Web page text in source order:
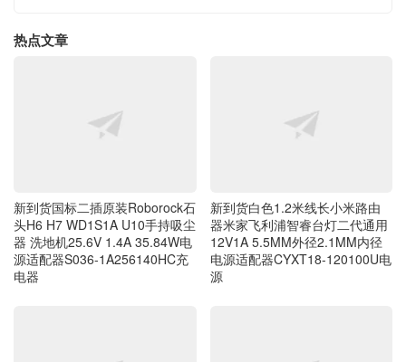
热点文章
新到货国标二插原装Roborock石
头H6 H7 WD1S1A U10手持吸尘
器 洗地机25.6V 1.4A 35.84W电
源适配器S036-1A256140HC充
电器
新到货白色1.2米线长小米路由
器米家飞利浦智睿台灯二代通用
12V1A 5.5MM外径2.1MM内径
电源适配器CYXT18-120100U电
源